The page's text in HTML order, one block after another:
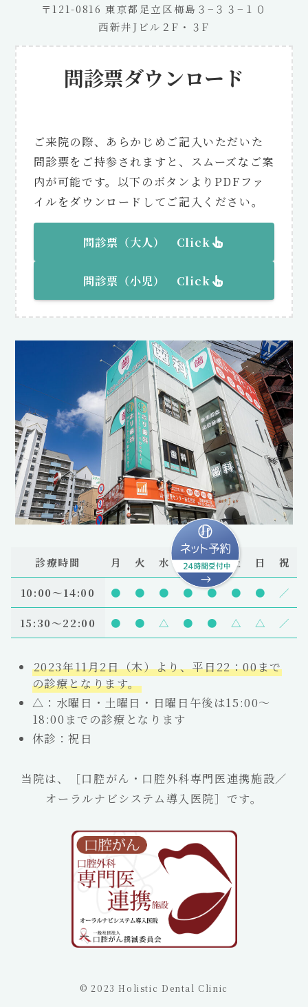
〒121-0816 東京都足立区梅島３−３３−１０
西新井Jビル２F・３F
問診票ダウンロード
ご来院の際、あらかじめご記入いただいた
問診票をご持参されますと、スムーズなご案
内が可能です。以下のボタンよりPDFファ
イルをダウンロードしてご記入ください。
問診票（大人） Click
問診票（小児） Click
診療時間 月 火 水 木 金 土 日 祝
10:00〜14:00 ● ● ● ● ● ● ● ／
15:30～22:00 ● ● △ ● ● △ △ ／
2023年11月2日（木）より、平日22：00まで
の診療となります。
△：水曜日・土曜日・日曜日午後は15:00～
18:00までの診療となります
休診：祝日
当院は、［口腔がん・口腔外科専門医連携施設／
オーラルナビシステム導入医院］です。
© 2023 Holistic Dental Clinic